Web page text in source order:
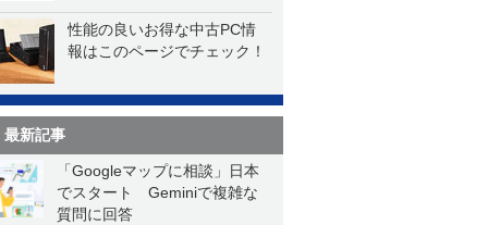
性能の良いお得な中古PC情
報はこのページでチェック！
最新記事
「Googleマップに相談」日本
でスタート Geminiで複雑な
質問に回答